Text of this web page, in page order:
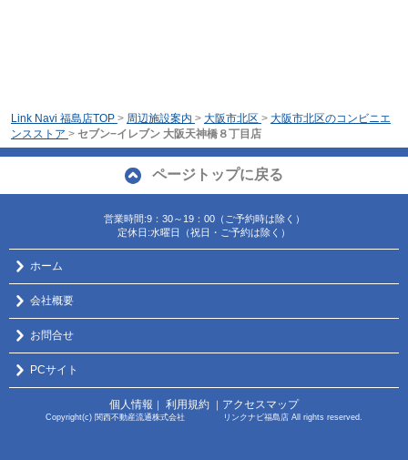
Link Navi 福島店TOP > 周辺施設案内 > 大阪市北区 > 大阪市北区のコンビニエ
ンスストア > セブン−イレブン 大阪天神橋８丁目店
ページトップに戻る
営業時間:9：30～19：00（ご予約時は除く）
定休日:水曜日（祝日・ご予約は除く）
ホーム
会社概要
お問合せ
PCサイト
個人情報 ｜ 利用規約 ｜ アクセスマップ
Copyright(c) 関西不動産流通株式会社 リンクナビ福島店 All rights reserved.